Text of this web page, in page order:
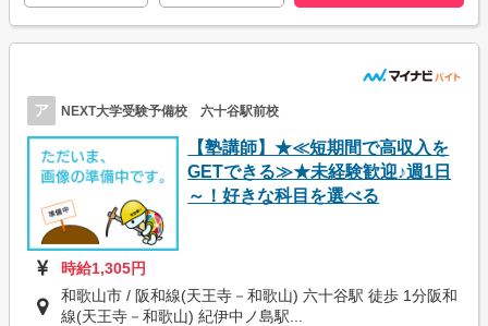
ア NEXT大学受験予備校 六十谷駅前校
【塾講師】★≪短期間で高収入を
GETできる≫★未経験歓迎♪週1日
～！好きな科目を選べる
時給1,305円
和歌山市 / 阪和線(天王寺－和歌山) 六十谷駅 徒歩 1分阪和
線(天王寺－和歌山) 紀伊中ノ島駅...